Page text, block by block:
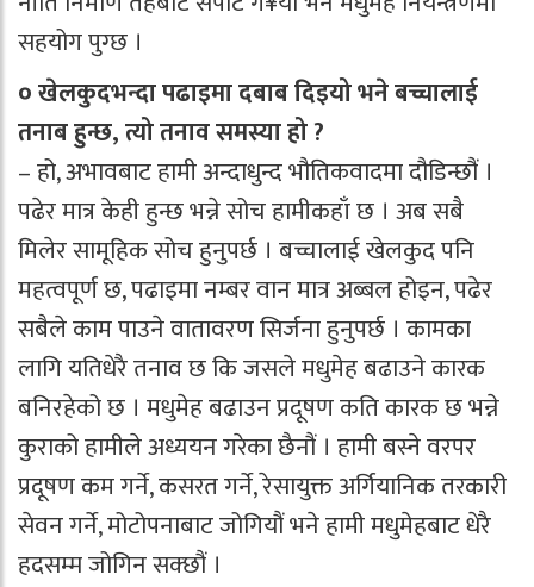
सहयोग पुग्छ ।
० खेलकुदभन्दा पढाइमा दबाब दिइयो भने बच्चालाई
तनाब हुन्छ, त्यो तनाव समस्या हो ?
– हो, अभावबाट हामी अन्दाधुन्द भौतिकवादमा दौडिन्छौं ।
पढेर मात्र केही हुन्छ भन्ने सोच हामीकहाँ छ । अब सबै
मिलेर सामूहिक सोच हुनुपर्छ । बच्चालाई खेलकुद पनि
महत्वपूर्ण छ, पढाइमा नम्बर वान मात्र अब्बल होइन, पढेर
सबैले काम पाउने वातावरण सिर्जना हुनुपर्छ । कामका
लागि यतिधेरै तनाव छ कि जसले मधुमेह बढाउने कारक
बनिरहेको छ । मधुमेह बढाउन प्रदूषण कति कारक छ भन्ने
कुराको हामीले अध्ययन गरेका छैनौं । हामी बस्ने वरपर
प्रदूषण कम गर्ने, कसरत गर्ने, रेसायुक्त अर्गियानिक तरकारी
सेवन गर्ने, मोटोपनाबाट जोगियौं भने हामी मधुमेहबाट धेरै
हदसम्म जोगिन सक्छौं ।